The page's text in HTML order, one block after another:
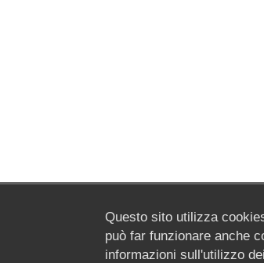
Questo sito utilizza
può far funzionare anche
informazioni sull'utilizzo